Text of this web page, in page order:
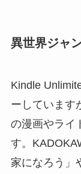
異世界ジャ
Kindle
ーしています
の漫画やライ
す。
家になろう」